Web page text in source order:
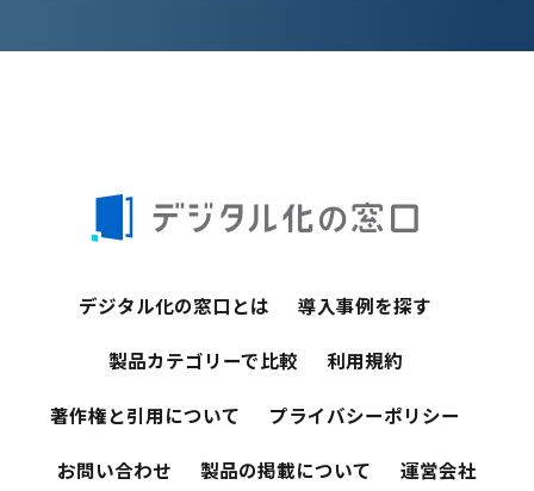
デジタル化の窓口とは 導入事例を探す
製品カテゴリーで比較 利用規約
著作権と引用について プライバシーポリシー
お問い合わせ 製品の掲載について 運営会社